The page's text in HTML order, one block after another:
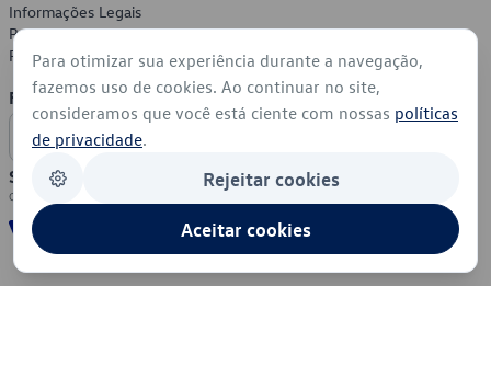
Informações Legais
Política de Privacidade
Política de Cookies
Formas de Pagamento
Segurança
Para otimizar sua experiência durante a navegação,
fazemos uso de cookies. Ao continuar no site,
consideramos que você está ciente com nossas políticas
de privacidade.
Rejeitar cookies
Aceitar cookies